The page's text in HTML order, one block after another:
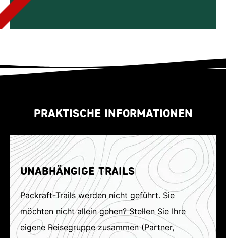
PRAKTISCHE INFORMATIONEN
UNABHÄNGIGE TRAILS
Packraft-Trails werden nicht geführt. Sie
möchten nicht allein gehen? Stellen Sie Ihre
eigene Reisegruppe zusammen (Partner,